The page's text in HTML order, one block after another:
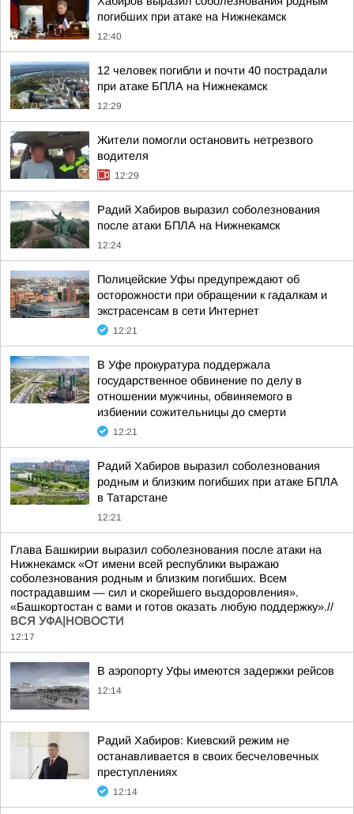
погибших при атаке на Нижнекамск
12:40
12 человек погибли и почти 40 пострадали
при атаке БПЛА на Нижнекамск
12:29
Жители помогли остановить нетрезвого
водителя
12:29
Радий Хабиров выразил соболезнования
после атаки БПЛА на Нижнекамск
12:24
Полицейские Уфы предупреждают об
осторожности при обращении к гадалкам и
экстрасенсам в сети Интернет
12:21
В Уфе прокуратура поддержала
государственное обвинение по делу в
отношении мужчины, обвиняемого в
избиении сожительницы до смерти
12:21
Радий Хабиров выразил соболезнования
родным и близким погибших при атаке БПЛА
в Татарстане
12:21
Глава Башкирии выразил соболезнования после атаки на
Нижнекамск «От имени всей республики выражаю
соболезнования родным и близким погибших. Всем
пострадавшим — сил и скорейшего выздоровления».
«Башкортостан с вами и готов оказать любую поддержку».//
ВСЯ УФА|НОВОСТИ
12:17
В аэропорту Уфы имеются задержки рейсов
12:14
Радий Хабиров: Киевский режим не
останавливается в своих бесчеловечных
преступлениях
12:14